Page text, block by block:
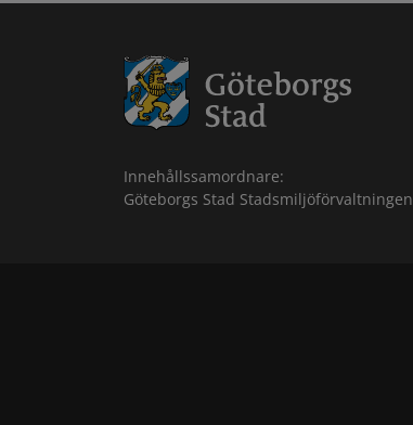
Innehållssamordnare:
Göteborgs Stad Stadsmiljöförvaltningen